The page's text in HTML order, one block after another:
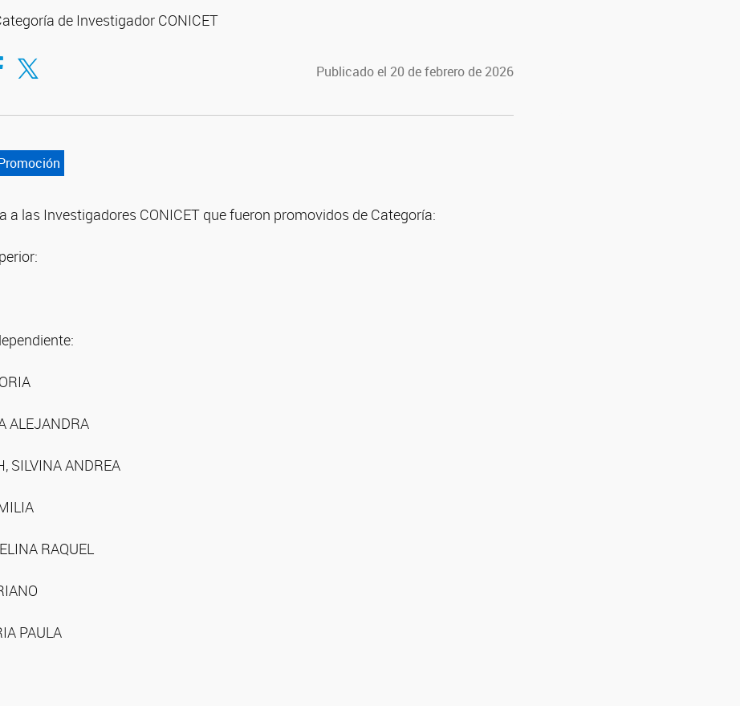
de Investigador CONICET
en Facebook
Compartir en Twitter Publicado el 20 de febrero de 2026
a las Investigadores CONICET que fueron promovidos de Categoría:
ALEJANDRA
SILVINA ANDREA
RAQUEL
PAULA